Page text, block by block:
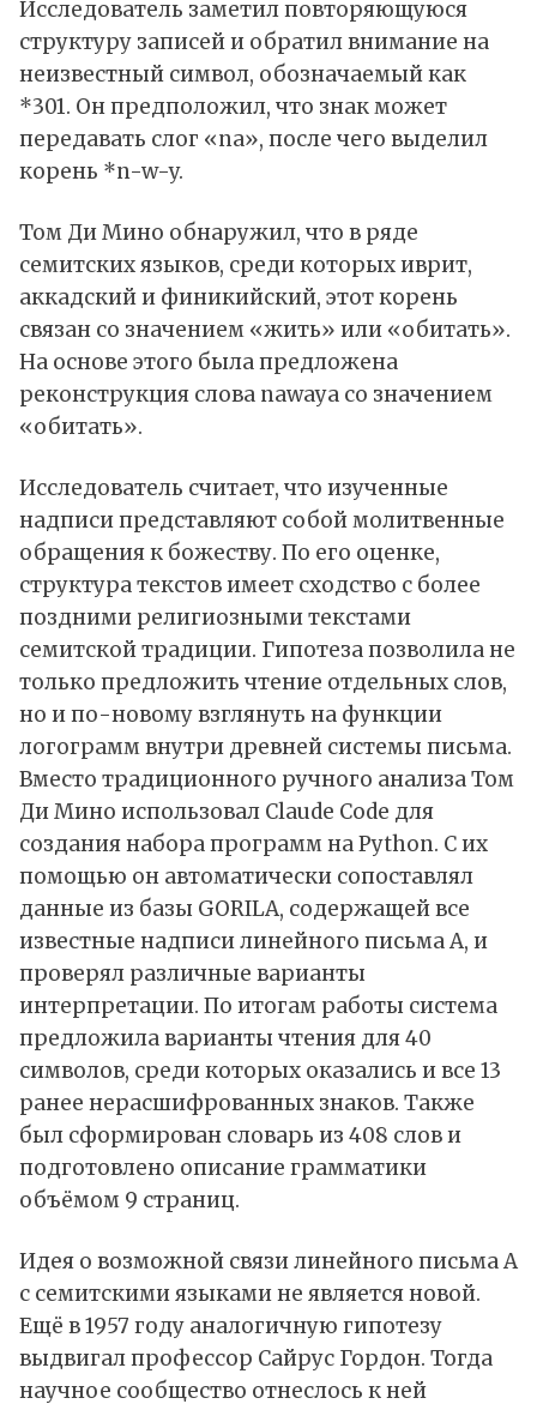
Исследователь заметил повторяющуюся
структуру записей и обратил внимание на
неизвестный символ, обозначаемый как
*301. Он предположил, что знак может
передавать слог «na», после чего выделил
корень *n-w-y.
Том Ди Мино обнаружил, что в ряде
семитских языков, среди которых иврит,
аккадский и финикийский, этот корень
связан со значением «жить» или «обитать».
На основе этого была предложена
реконструкция слова nawaya со значением
«обитать».
Исследователь считает, что изученные
надписи представляют собой молитвенные
обращения к божеству. По его оценке,
структура текстов имеет сходство с более
поздними религиозными текстами
семитской традиции. Гипотеза позволила не
только предложить чтение отдельных слов,
но и по-новому взглянуть на функции
логограмм внутри древней системы письма.
Вместо традиционного ручного анализа Том
Ди Мино использовал Claude Code для
создания набора программ на Python. С их
помощью он автоматически сопоставлял
данные из базы GORILA, содержащей все
известные надписи линейного письма А, и
проверял различные варианты
интерпретации. По итогам работы система
предложила варианты чтения для 40
символов, среди которых оказались и все 13
ранее нерасшифрованных знаков. Также
был сформирован словарь из 408 слов и
подготовлено описание грамматики
объёмом 9 страниц.
Идея о возможной связи линейного письма А
с семитскими языками не является новой.
Ещё в 1957 году аналогичную гипотезу
выдвигал профессор Сайрус Гордон. Тогда
научное сообщество отнеслось к ней